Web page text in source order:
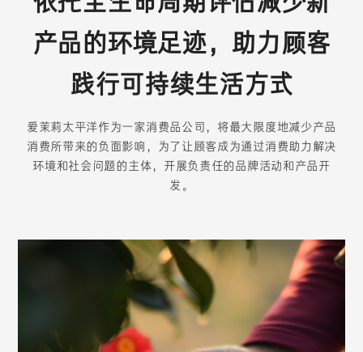
产品的环境足迹，助力顾客
践行可持续生活方式
爱茉莉太平洋作为一家消费品公司，将最大限度地减少产品
消费所带来的负面影响，为了让顾客成为通过消费助力解决
环境和社会问题的主体，开展负责任的品牌活动和产品开
发。